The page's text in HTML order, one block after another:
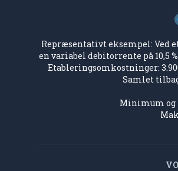
Repræsentativt eksempel: Ved et
en variabel debitorrente på 10,5 %
Etableringsomkostninger:
Samlet
Minimum og